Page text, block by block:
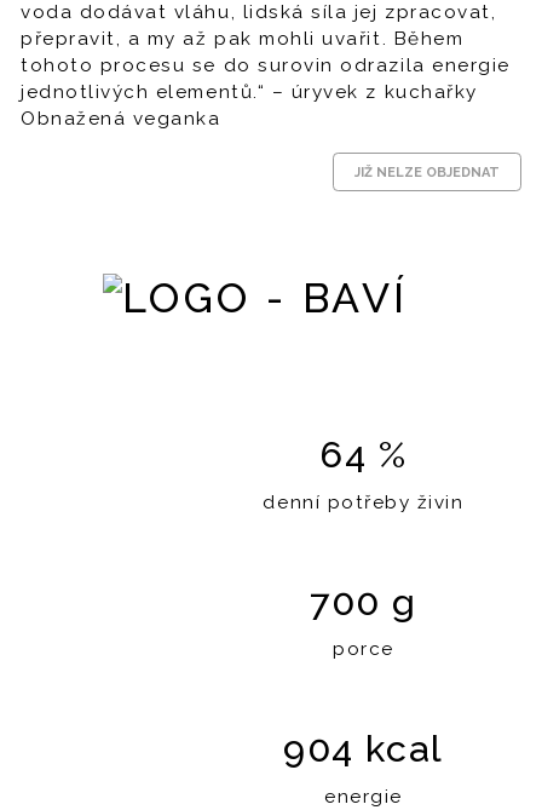
voda dodávat vláhu, lidská síla jej zpracovat,
přepravit, a my až pak mohli uvařit. Během
tohoto procesu se do surovin odrazila energie
jednotlivých elementů.“ – úryvek z kuchařky
Obnažená veganka
JIŽ NELZE OBJEDNAT
64 %
denní potřeby živin
700 g
porce
904 kcal
energie